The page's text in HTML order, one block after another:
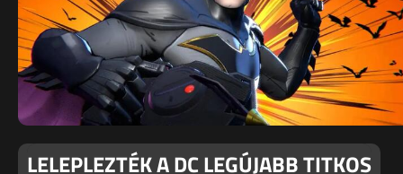
LELEPLEZTÉK A DC LEGÚJABB TITKOS